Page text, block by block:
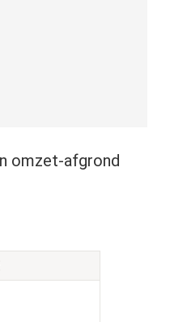
omzet-afgrond